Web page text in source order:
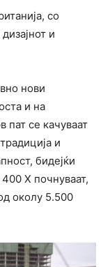
со
и
нови
и на
пат се качуваат
и
бидејќи
X почнуваат,
околу 5.500